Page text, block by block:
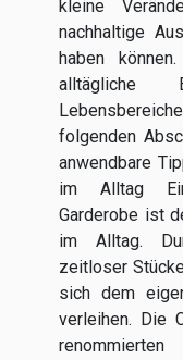
kleine
nachhaltige
haben
alltägliche
folgenden
anwendbare
im Alltag
Garderobe ist
im Alltag.
zeitloser
sich dem
verleihen. Die